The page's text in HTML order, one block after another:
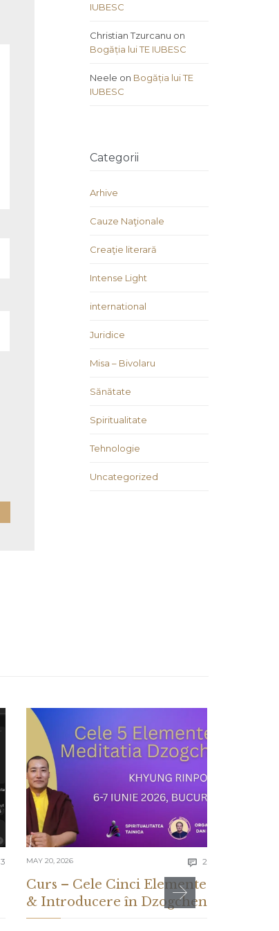
IUBESC
Christian Tzurcanu on
Bogăția lui TE IUBESC
Neele on Bogăția lui TE
IUBESC
Categorii
Arhive
Cauze Naţionale
Creaţie literară
Intense Light
international
Juridice
Misa – Bivolaru
Sănătate
Spiritualitate
Tehnologie
Uncategorized
3 Comments
MAY 20, 2026  2
Curs – Cele Cinci Elemente
& Introducere în Dzogchen